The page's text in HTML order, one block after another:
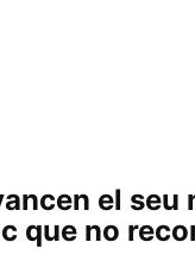
el seu
que no